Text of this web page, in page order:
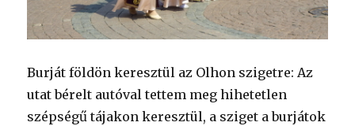
Burját földön keresztül az Olhon szigetre: Az
utat bérelt autóval tettem meg hihetetlen
szépségű tájakon keresztül, a sziget a burjátok